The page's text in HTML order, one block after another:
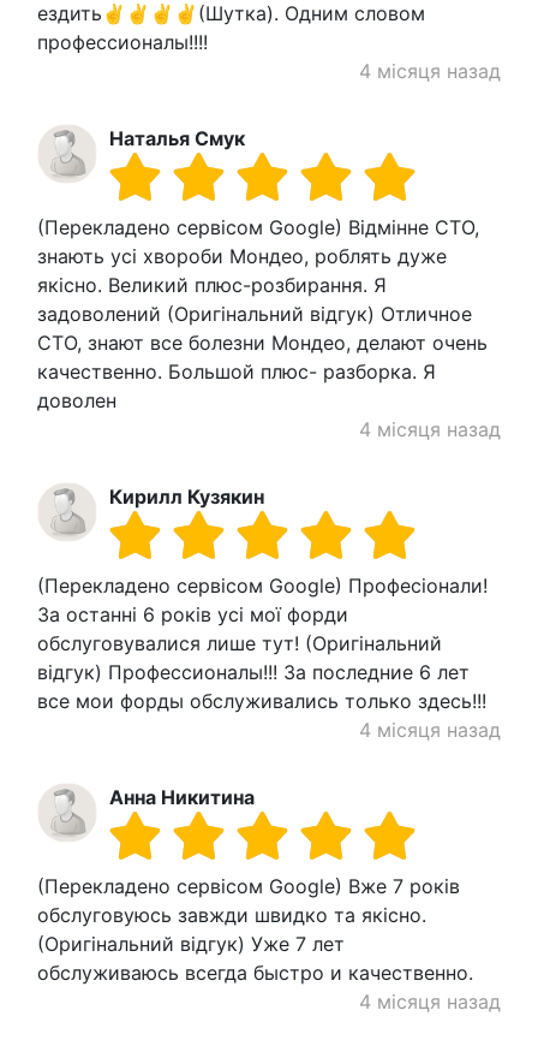
ездить✌️✌️✌️✌️(Шутка). Одним словом
профессионалы!!!!
4 місяця назад
Наталья Смук
(Перекладено сервісом Google) Відмінне СТО,
знають усі хвороби Мондео, роблять дуже
якісно. Великий плюс-розбирання. Я
задоволений (Оригінальний відгук) Отличное
СТО, знают все болезни Мондео, делают очень
качественно. Большой плюс- разборка. Я
доволен
4 місяця назад
Кирилл Кузякин
(Перекладено сервісом Google) Професіонали!
За останні 6 років усі мої форди
обслуговувалися лише тут! (Оригінальний
відгук) Профессионалы!!! За последние 6 лет
все мои форды обслуживались только здесь!!!
4 місяця назад
Анна Никитина
(Перекладено сервісом Google) Вже 7 років
обслуговуюсь завжди швидко та якісно.
(Оригінальний відгук) Уже 7 лет
обслуживаюсь всегда быстро и качественно.
4 місяця назад